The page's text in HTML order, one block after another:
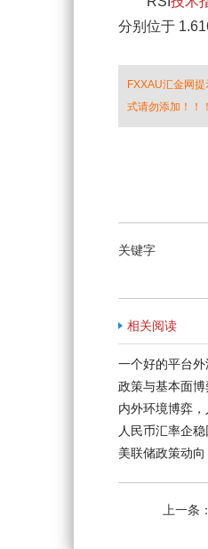
分别位于
FXXAU汇金网
式请勿添加！！！
关键字
相关阅读
一个好的平台
政策与基本面
内外环境博弈
人民币汇率企
美联储政策动
上一条：